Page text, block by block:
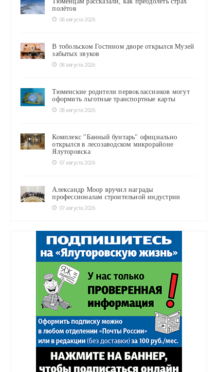
полётов
08 августа 2026
В тобольском Гостином дворе открылся Музей
забытых звуков
08 августа 2026
Тюменские родители первоклассников могут
оформить льготные транспортные карты
08 августа 2026
Комплекс "Банный бунтарь" официально
открылся в лесозаводском микрорайоне
Ялуторовска
07 августа 2026
Александр Моор вручил награды
профессионалам строительной индустрии
07 августа 2026